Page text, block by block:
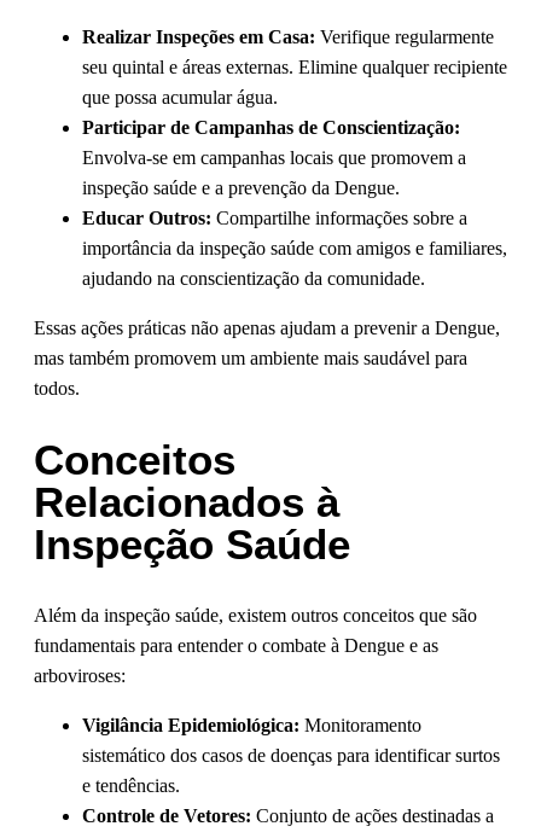
Realizar Inspeções em Casa: Verifique regularmente
seu quintal e áreas externas. Elimine qualquer recipiente
que possa acumular água.
Participar de Campanhas de Conscientização:
Envolva-se em campanhas locais que promovem a
inspeção saúde e a prevenção da Dengue.
Educar Outros: Compartilhe informações sobre a
importância da inspeção saúde com amigos e familiares,
ajudando na conscientização da comunidade.
Essas ações práticas não apenas ajudam a prevenir a Dengue,
mas também promovem um ambiente mais saudável para
todos.
Conceitos
Relacionados à
Inspeção Saúde
Além da inspeção saúde, existem outros conceitos que são
fundamentais para entender o combate à Dengue e as
arboviroses:
Vigilância Epidemiológica: Monitoramento
sistemático dos casos de doenças para identificar surtos
e tendências.
Controle de Vetores: Conjunto de ações destinadas a